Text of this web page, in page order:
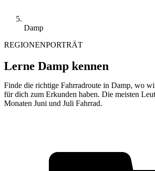
Damp
REGIONENPORTRÄT
Lerne Damp kennen
Finde die richtige Fahrradroute in Damp, wo
für dich zum Erkunden haben. Die meisten
Monaten Juni und Juli Fahrrad.